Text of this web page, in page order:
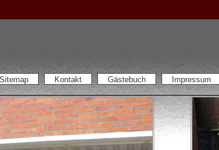
Sitemap Kontakt Gästebuch Impressum